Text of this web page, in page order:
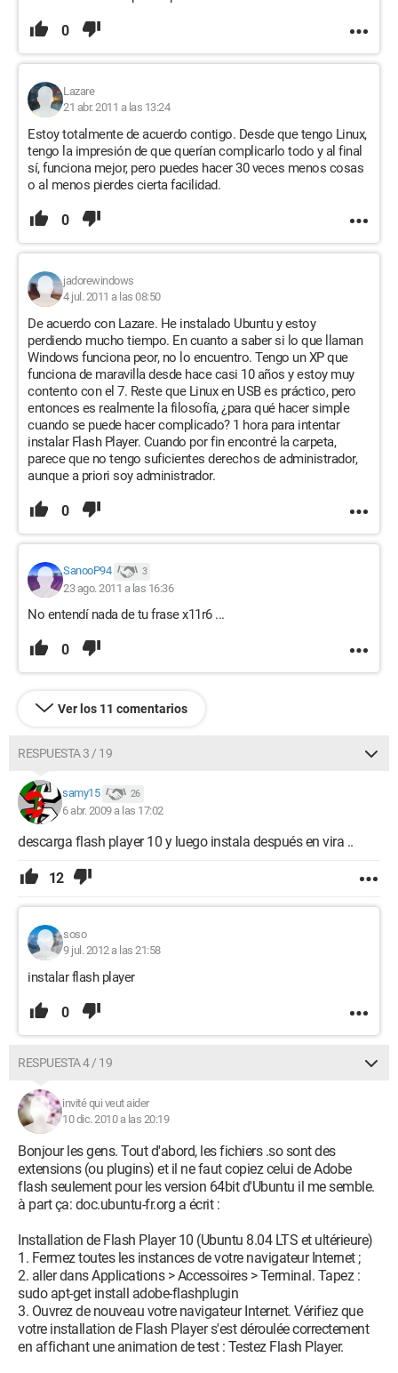
0
Lazare
21 abr. 2011 a las 13:24
Estoy totalmente de acuerdo contigo. Desde que tengo Linux,
tengo la impresión de que querían complicarlo todo y al final
sí, funciona mejor, pero puedes hacer 30 veces menos cosas
o al menos pierdes cierta facilidad.
0
jadorewindows
4 jul. 2011 a las 08:50
De acuerdo con Lazare. He instalado Ubuntu y estoy
perdiendo mucho tiempo. En cuanto a saber si lo que llaman
Windows funciona peor, no lo encuentro. Tengo un XP que
funciona de maravilla desde hace casi 10 años y estoy muy
contento con el 7. Reste que Linux en USB es práctico, pero
entonces es realmente la filosofía, ¿para qué hacer simple
cuando se puede hacer complicado? 1 hora para intentar
instalar Flash Player. Cuando por fin encontré la carpeta,
parece que no tengo suficientes derechos de administrador,
aunque a priori soy administrador.
0
SanooP94 3
23 ago. 2011 a las 16:36
No entendí nada de tu frase x11r6 ...
0
Ver los 11 comentarios
RESPUESTA 3 / 19
samy15 26
6 abr. 2009 a las 17:02
descarga flash player 10 y luego instala después en vira ..
12
soso
9 jul. 2012 a las 21:58
instalar flash player
0
RESPUESTA 4 / 19
invité qui veut aider
10 dic. 2010 a las 20:19
Bonjour les gens. Tout d'abord, les fichiers .so sont des
extensions (ou plugins) et il ne faut copiez celui de Adobe
flash seulement pour les version 64bit d'Ubuntu il me semble.
à part ça: doc.ubuntu-fr.org a écrit :
Installation de Flash Player 10 (Ubuntu 8.04 LTS et ultérieure)
1. Fermez toutes les instances de votre navigateur Internet ;
2. aller dans Applications > Accessoires > Terminal. Tapez :
sudo apt-get install adobe-flashplugin
3. Ouvrez de nouveau votre navigateur Internet. Vérifiez que
votre installation de Flash Player s'est déroulée correctement
en affichant une animation de test : Testez Flash Player.